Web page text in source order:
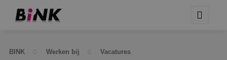
BINK Werken bij Vacatures